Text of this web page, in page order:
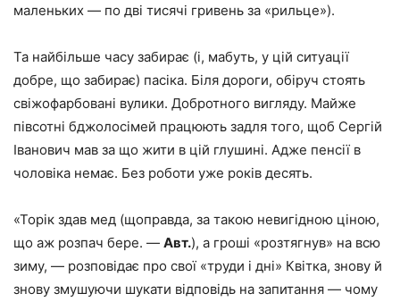
маленьких — по дві тисячі гривень за «рильце»).
Та найбільше часу забирає (і, мабуть, у цій ситуації
добре, що забирає) пасіка. Біля дороги, обіруч стоять
свіжофарбовані вулики. Добротного вигляду. Майже
півсотні бджолосімей працюють задля того, щоб Сергій
Іванович мав за що жити в цій глушині. Адже пенсії в
чоловіка немає. Без роботи уже років десять.
«Торік здав мед (щоправда, за такою невигідною ціною,
що аж розпач бере. — Авт.), а гроші «розтягнув» на всю
зиму, — розповідає про свої «труди і дні» Квітка, знову й
знову змушуючи шукати відповідь на запитання — чому